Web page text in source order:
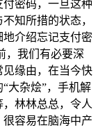
付密码，一旦这种
知所措的状态，
介绍忘记支付密
，我们有必要深
见缘由，在当今快
大杂烩”，手机解
林林总总，令人
容易在脑海中产